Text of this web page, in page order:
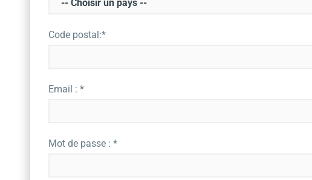
Code postal:*
Email : *
Mot de passe : *